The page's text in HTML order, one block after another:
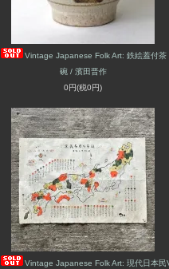
Vintage Japanese Folk Art: 鉄絵蓋付茶
碗 / 濱田晋作
0円(税0円)
Vintage Japanese Folk Art: 現代日本民